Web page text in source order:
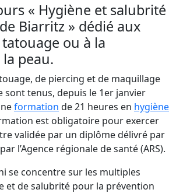
« Hygiène et salubrité
Biarritz » dédié aux
ou à la
peau.
de piercing et de maquillage
sont tenus, depuis le 1er janvier
formation de 21 heures en hygiène
est obligatoire pour exercer
validée par un diplôme délivré par
l’Agence régionale de santé (ARS).
se concentre sur les multiples
et de salubrité pour la prévention